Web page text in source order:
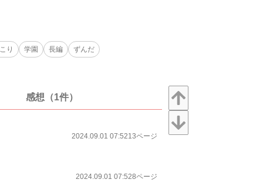
り 学園 長編 ずんだ
感想（1件）
2024.09.01 07:5213ページ
2024.09.01 07:528ページ